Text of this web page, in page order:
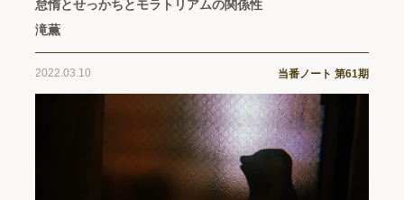
怠惰とせっかちとモラトリアムの関係性
滝薫
2022.03.10 当番ノート 第61期